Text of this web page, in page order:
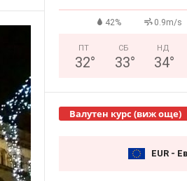
42% 0.9m/s
ПТ
32°
СБ
33°
НД
34°
Валутен курс (виж още)
EUR -